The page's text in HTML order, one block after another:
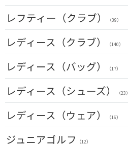
カスタム
ソックス（23）
グローブ （42）
その他 （11）
ボールケース（2）
マーカー （35）
グリーンフォーク（4）
ネームプレート（6）
傘 （23）
スイング練習器
ヘッドカバー（202）
シューズケース
トラベルケース
ポーチ （12）
帽子
ベルト（32）
サングラス（74）
ネックレス （31）
レフティー（クラブ） （39）
クラブセット(左用)（1）
ドライバー(左用)
フェアウェイウッド(左用)
ユーティリティー(左用) （2）
アイアンセット(左用)
アイアン単品(左用)（3）
ウェッジ(左用) （7）
レディース（クラブ） （140）
クラブセット(女性用)
ドライバー(女性用)
フェアウェイウッド(女性用)
ユーティリティー(女性用)
アイアンセット(女性用)
レディース（バッグ） （17）
キャディバッグ（12）
クラブケース
レディース（シューズ） （23）
レディース（ウェア） （16）
トップス（5）
ジュニアゴルフ （12）